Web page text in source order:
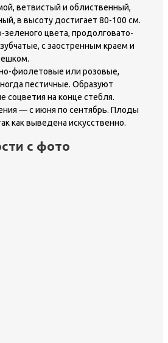
ветвистый и облиственный,
в высоту достигает 80-100 см.
зеленого цвета, продолговато-
с заостренным краем и
фиолетовые или розовые,
пестичные. Образуют
соцветия на конце стебля.
— с июня по сентябрь. Плоды
как выведена искусственно.
с фото